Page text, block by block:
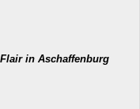
in Aschaffenburg